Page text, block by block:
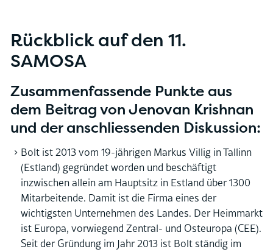
Rückblick auf den 11.
SAMOSA
Zusammenfassende Punkte aus
dem Beitrag von Jenovan Krishnan
und der anschliessenden Diskussion:
Bolt ist 2013 vom 19-jährigen Markus Villig in Tallinn
(Estland) gegründet worden und beschäftigt
inzwischen allein am Hauptsitz in Estland über 1300
Mitarbeitende. Damit ist die Firma eines der
wichtigsten Unternehmen des Landes. Der Heimmarkt
ist Europa, vorwiegend Zentral- und Osteuropa (CEE).
Seit der Gründung im Jahr 2013 ist Bolt ständig im